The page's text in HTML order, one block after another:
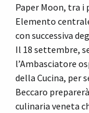
Paper Moon, tra
Elemento
con successiva
Il 18 settembre,
l’Ambasciatore
della Cucina, per
Beccaro
culinaria veneta